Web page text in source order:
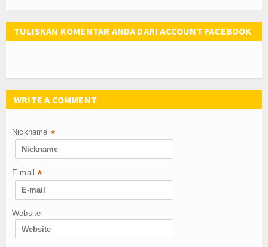
TULISKAN KOMENTAR ANDA DARI ACCOUNT FACEBOOK
WRITE A COMMENT
Nickname *
E-mail *
Website